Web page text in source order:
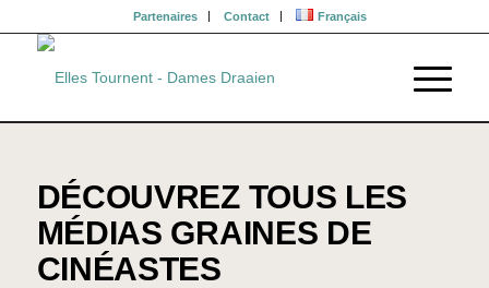
Partenaires Contact Français
DÉCOUVREZ TOUS LES
MÉDIAS GRAINES DE
CINÉASTES